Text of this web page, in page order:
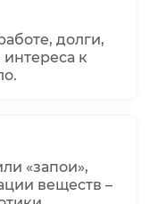
долги,
к
«запои»,
веществ –